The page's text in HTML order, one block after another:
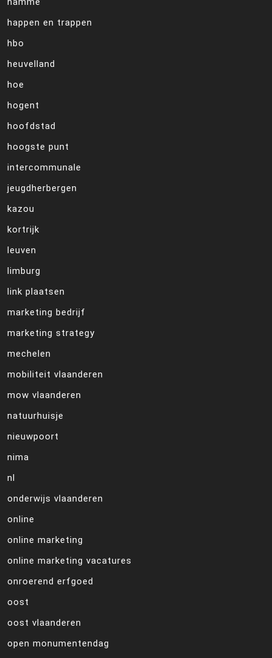
happen en trappen
hbo
heuvelland
hoe
hogent
hoofdstad
hoogste punt
intercommunale
jeugdherbergen
kazou
kortrijk
leuven
limburg
link plaatsen
marketing bedrijf
marketing strategy
mechelen
mobiliteit vlaanderen
mow vlaanderen
natuurhuisje
nieuwpoort
nima
nl
onderwijs vlaanderen
online
online marketing
online marketing vacatures
onroerend erfgoed
oost
oost vlaanderen
open monumentendag